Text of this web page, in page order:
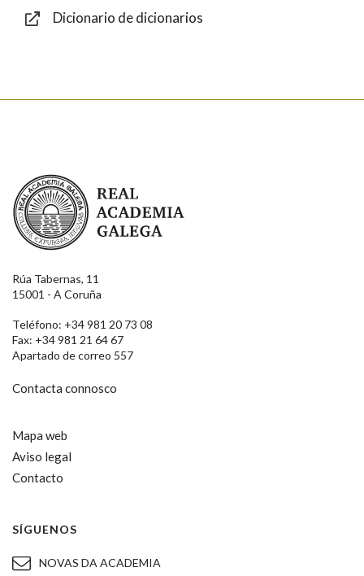
Dicionario de dicionarios
Real Academia Galega
Rúa Tabernas, 11
15001 - A Coruña
Teléfono: +34 981 20 73 08
Fax: +34 981 21 64 67
Apartado de correo 557
Contacta connosco
Mapa web
Aviso legal
Contacto
SÍGUENOS
NOVAS DA ACADEMIA